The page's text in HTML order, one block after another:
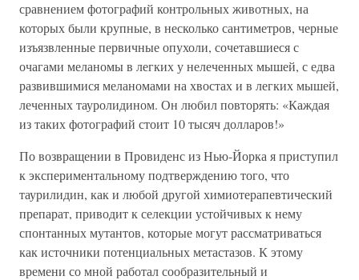
сравнением фотографий контрольных животных, на
которых были крупные, в несколько сантиметров, черные
изъязвленные первичные опухоли, сочетавшиеся с
очагами меланомы в легких у нелеченных мышей, с едва
развившимися меланомами на хвостах и в легких мышей,
леченных тауролидином. Он любил повторять: «Каждая
из таких фотографий стоит 10 тысяч долларов!»
По возвращении в Провиденс из Нью-Йорка я приступил
к экспериментальному подтверждению того, что
таурилидин, как и любой другой химиотерапевтический
препарат, приводит к селекции устойчивых к нему
спонтанных мутантов, которые могут рассматриваться
как источники потенциальных метастазов. К этому
времени со мной работал сообразительный и